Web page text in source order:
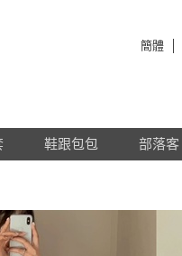
簡體
鞋跟包包 部落客